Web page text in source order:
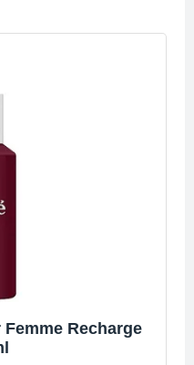
Recharge